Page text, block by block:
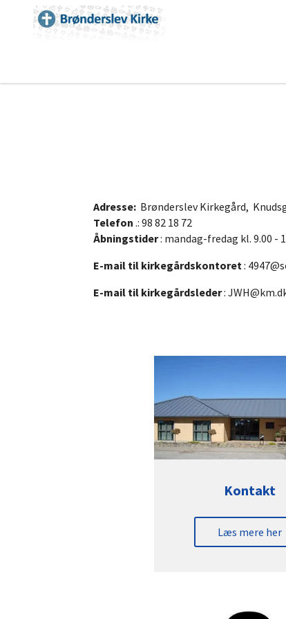
Adresse: Brønderslev Kirkegård,
Telefon .: 98 82 18 72
Åbningstider: mandag-fredag kl. 9.00 -
E-mail til kirkegårdskontoret:
E-mail til kirkegårdsleder:
Kontakt
Læs mere her